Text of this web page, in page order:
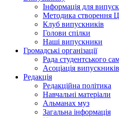
Інформація для
Методика створення
Клуб випускників
Голови спілки
Наші випускники
Громадські організації
Рада студентського
Асоціація
Редакція
Редакційна політика
Навчальні матеріали
Альманах муз
Загальна інформація